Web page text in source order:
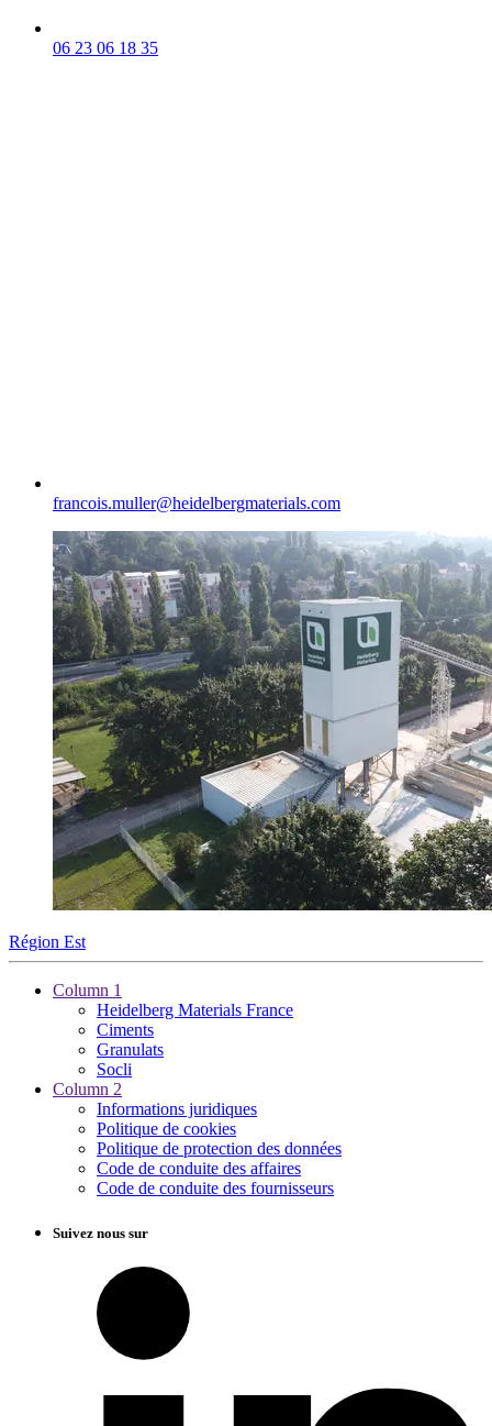
06 23 06 18 35
francois.muller​@heidelbergmaterials.com
Région Est
Column 1
Heidelberg Materials France
Ciments
Granulats
Socli
Column 2
Informations juridiques
Politique de cookies
Politique de protection des données
Code de conduite des affaires
Code de conduite des fournisseurs
Suivez nous sur